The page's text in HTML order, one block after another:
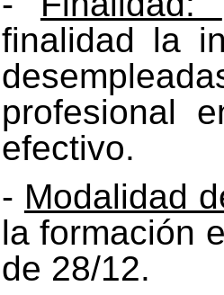
finalidad la
profesional
efectivo.
- Modalidad
la formación
de 28/12.